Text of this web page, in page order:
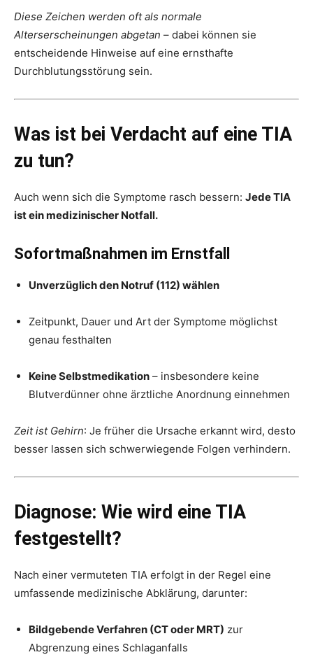
Diese Zeichen werden oft als normale
Alterserscheinungen abgetan – dabei können sie
entscheidende Hinweise auf eine ernsthafte
Durchblutungsstörung sein.
Was ist bei Verdacht auf eine TIA
zu tun?
Auch wenn sich die Symptome rasch bessern: Jede TIA
ist ein medizinischer Notfall.
Sofortmaßnahmen im Ernstfall
Unverzüglich den Notruf (112) wählen
Zeitpunkt, Dauer und Art der Symptome möglichst
genau festhalten
Keine Selbstmedikation – insbesondere keine
Blutverdünner ohne ärztliche Anordnung einnehmen
Zeit ist Gehirn: Je früher die Ursache erkannt wird, desto
besser lassen sich schwerwiegende Folgen verhindern.
Diagnose: Wie wird eine TIA
festgestellt?
Nach einer vermuteten TIA erfolgt in der Regel eine
umfassende medizinische Abklärung, darunter:
Bildgebende Verfahren (CT oder MRT) zur
Abgrenzung eines Schlaganfalls